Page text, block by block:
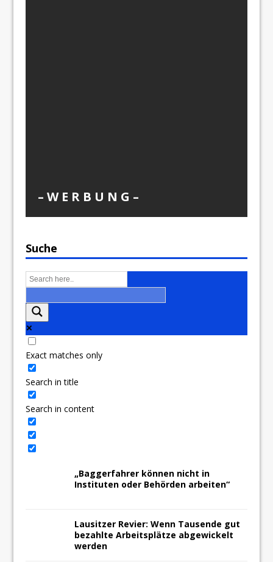
– W Ε R Β U Ν G –
Suche
Exact matches only
Search in title
Search in content
„Baggerfahrer können nicht in
Instituten oder Behörden arbeiten“
Lausitzer Revier: Wenn Tausende gut
bezahlte Arbeitsplätze abgewickelt
werden